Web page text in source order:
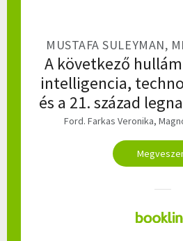
MUSTAFA SULEYMAN,
A következő
intelligencia,
és a 21. század
Ford. Farkas Veronika,